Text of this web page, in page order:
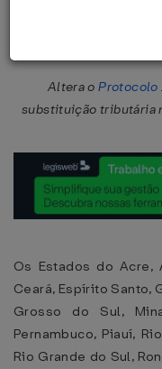
Altera oProtocolo
substituição tributária
Os Estados do Acre,
Ceará, Espírito Santo,
Grosso do Sul,
Pernambuco, Piauí,
Rio Grande do Sul,